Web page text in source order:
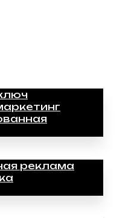
реклама